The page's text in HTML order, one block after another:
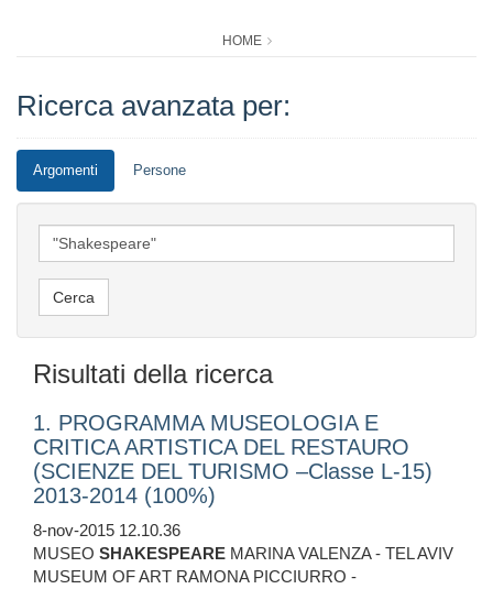
HOME
Ricerca avanzata per:
Argomenti Persone
Risultati della ricerca
1. PROGRAMMA MUSEOLOGIA E
CRITICA ARTISTICA DEL RESTAURO
(SCIENZE DEL TURISMO –Classe L-15)
2013-2014 (100%)
8-nov-2015 12.10.36
MUSEO SHAKESPEARE MARINA VALENZA - TEL AVIV
MUSEUM OF ART RAMONA PICCIURRO -